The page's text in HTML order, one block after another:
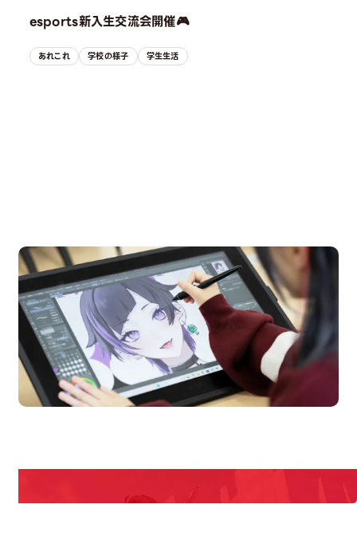
esports新入生交流会開催🎮
あれこれ 学校の様子 学生生活
Campus Open